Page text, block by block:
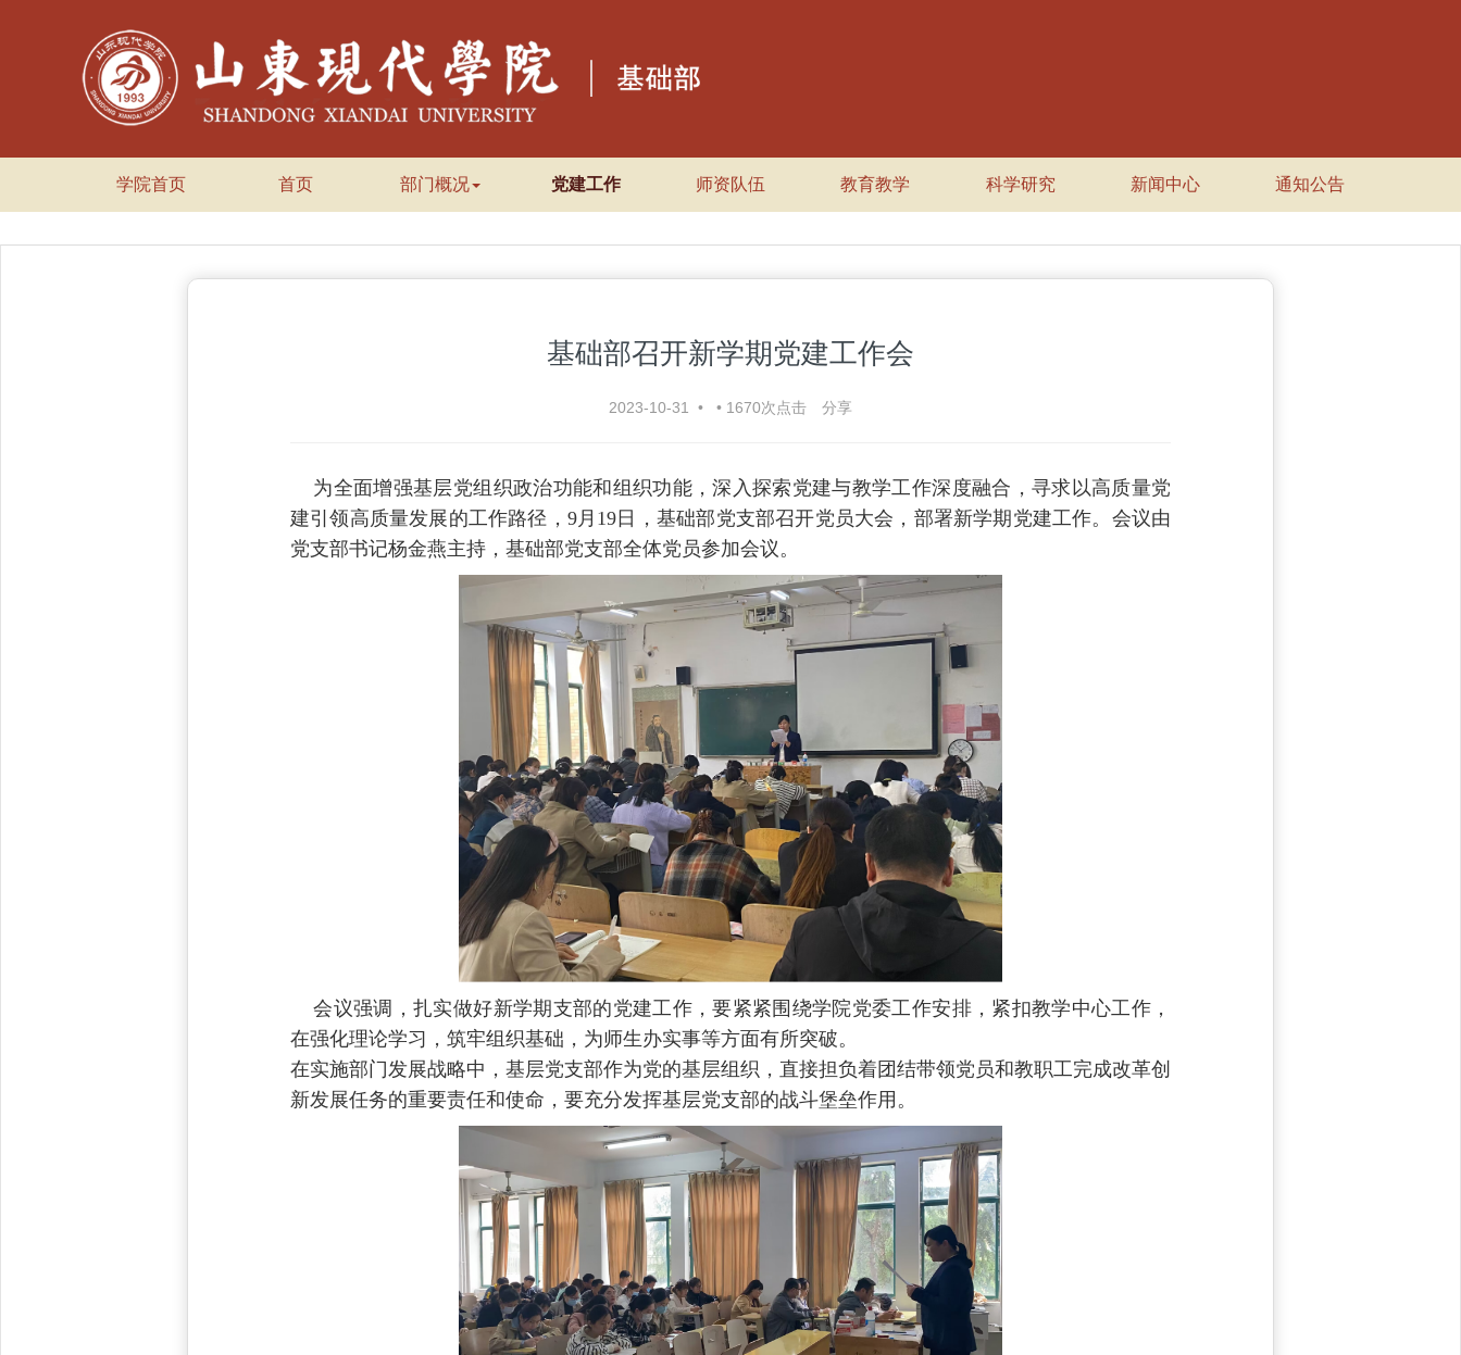
学院首页 首页 部门概况 党建工作 师资队伍 教育教学 科学研究 新闻中心 通知公告
基础部召开新学期党建工作会
2023-10-31 • • 1670次点击 分享
为全面增强基层党组织政治功能和组织功能，深入探索党建与教学工作深度融合，寻求以高质量党
建引领高质量发展的工作路径，9月19日，基础部党支部召开党员大会，部署新学期党建工作。会议由
党支部书记杨金燕主持，基础部党支部全体党员参加会议。
会议强调，扎实做好新学期支部的党建工作，要紧紧围绕学院党委工作安排，紧扣教学中心工作，
在强化理论学习，筑牢组织基础，为师生办实事等方面有所突破。
在实施部门发展战略中，基层党支部作为党的基层组织，直接担负着团结带领党员和教职工完成改革创
新发展任务的重要责任和使命，要充分发挥基层党支部的战斗堡垒作用。